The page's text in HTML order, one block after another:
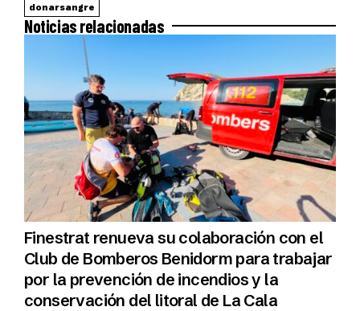
donarsangre
Noticias relacionadas
Finestrat renueva su colaboración con el
Club de Bomberos Benidorm para trabajar
por la prevención de incendios y la
conservación del litoral de La Cala